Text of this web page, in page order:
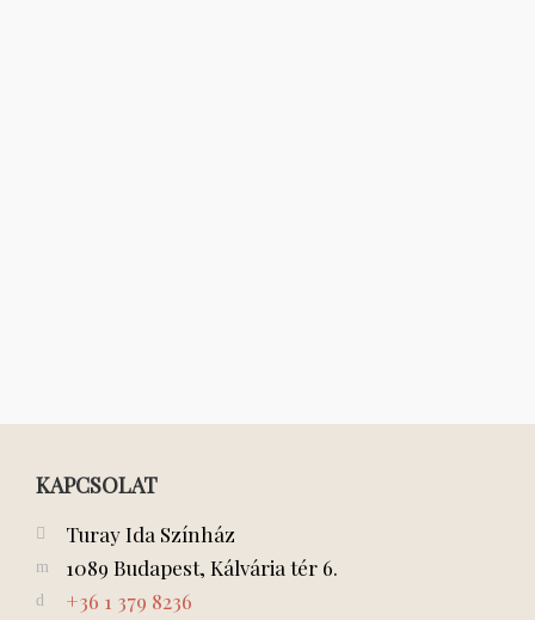
KAPCSOLAT
Turay Ida Színház
1089 Budapest, Kálvária tér 6.
+36 1 379 8236